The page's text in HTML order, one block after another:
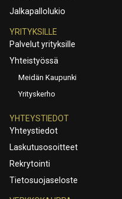
Jalkapallolukio
YRITYKSILLE
Palvelut yrityksille
Yhteistyössä
Meidän Kaupunki
Yrityskerho
YHTEYSTIEDOT
Yhteystiedot
Laskutusosoitteet
Rekrytointi
Tietosuojaseloste